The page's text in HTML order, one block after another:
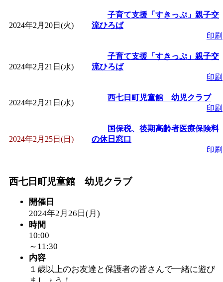
de 健康づくり」」 受
2024年2月20日(火)
子育て支援「すきっぷ」親子交
流ひろば
印刷
2024年2月21日(水)
子育て支援「すきっぷ」親子交
流ひろば
印刷
2024年2月21日(水)
西七日町児童館 幼児クラブ
印刷
2024年2月25日(日)
国保税、後期高齢者医療保険料
の休日窓口
印刷
西七日町児童館 幼児クラブ
開催日
2024年2月26日(月)
時間
10:00
～11:30
内容
１歳以上のお友達と保護者の皆さんで一緒に遊び